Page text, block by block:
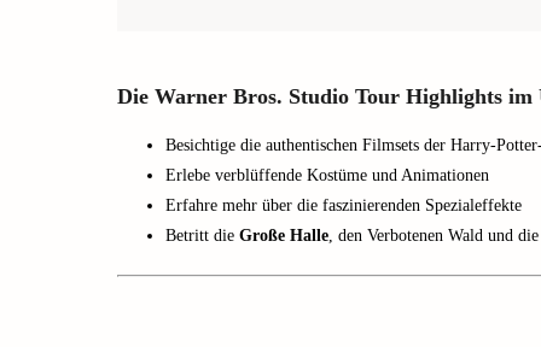
Die Warner Bros. Studio Tour Highlights im
Besichtige die authentischen Filmsets der Harry-
Erlebe verblüffende Kostüme und Animationen
Erfahre mehr über die faszinierenden Spezialeffekte
Betritt die Große Halle, den Verbotenen Wald und